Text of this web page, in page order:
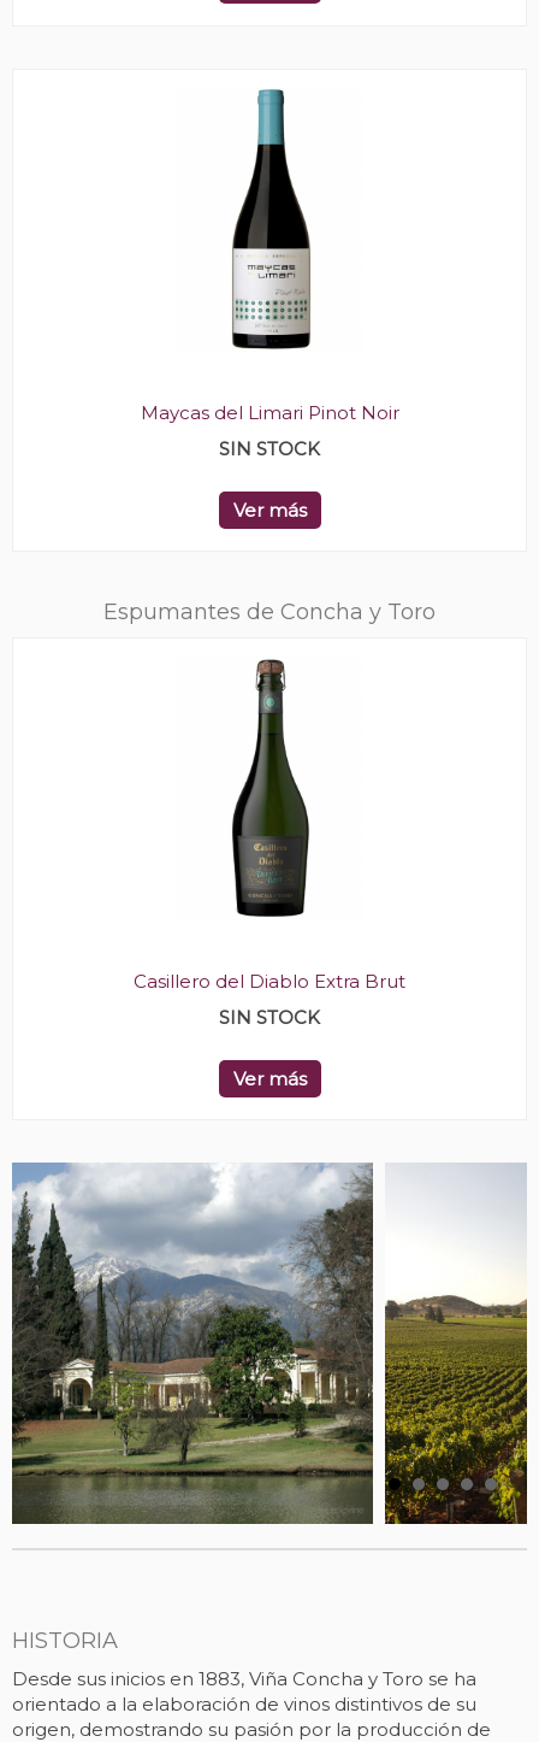
Maycas del Limari Pinot Noir
SIN STOCK
Ver más
Espumantes de Concha y Toro
Casillero del Diablo Extra Brut
SIN STOCK
Ver más
HISTORIA
Desde sus inicios en 1883, Viña Concha y Toro se ha
orientado a la elaboración de vinos distintivos de su
origen, demostrando su pasión por la producción de